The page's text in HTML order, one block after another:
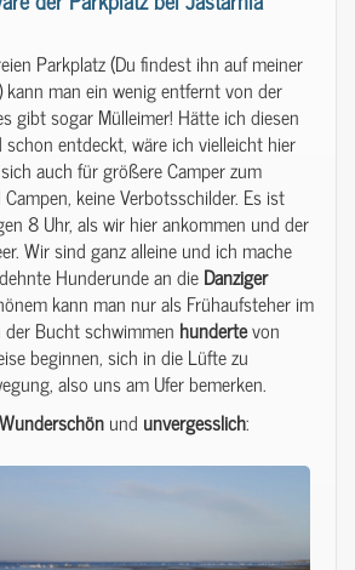
Parkplatz (Du findest ihn auf meiner
kann man ein wenig entfernt von der
gibt sogar Mülleimer! Hätte ich diesen
entdeckt, wäre ich vielleicht hier
auch für größere Camper zum
keine Verbotsschilder. Es ist
8 Uhr, als wir hier ankommen und der
Wir sind ganz alleine und ich mache
Hunderunde an dieDanziger
kann man nur als Frühaufsteher im
Bucht schwimmen hundertevon
beginnen, sich in die Lüfte zu
also uns am Ufer bemerken.
und unvergesslich: